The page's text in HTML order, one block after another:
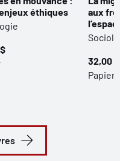
éthiques
aux
32,00 $
Papier